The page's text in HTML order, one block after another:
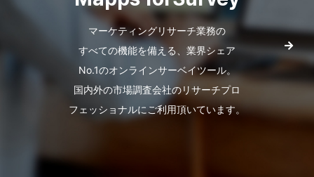
マーケティングリサーチ業務の
すべての機能を備える、 業界シェア
No.1のオンラインサーベイツール。
国内外の市場調査会社のリサーチプロ
フェッショナルにご利用頂いています。